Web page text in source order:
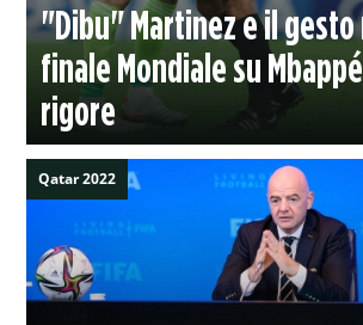
"Dibu" Martinez e il
finale Mondiale su
rigore
Qatar 2022